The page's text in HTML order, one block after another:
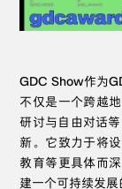
GDC Show作为
不仅是一个跨越
研讨与自由对话
新。它致力于将
教育等更具体而
建一个可持续发展